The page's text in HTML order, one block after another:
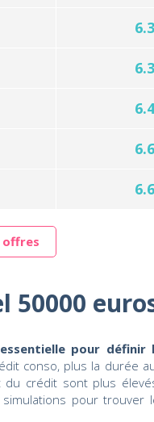
offres
50000
pour
conso, plus la durée
du crédit sont plus
pour trouver